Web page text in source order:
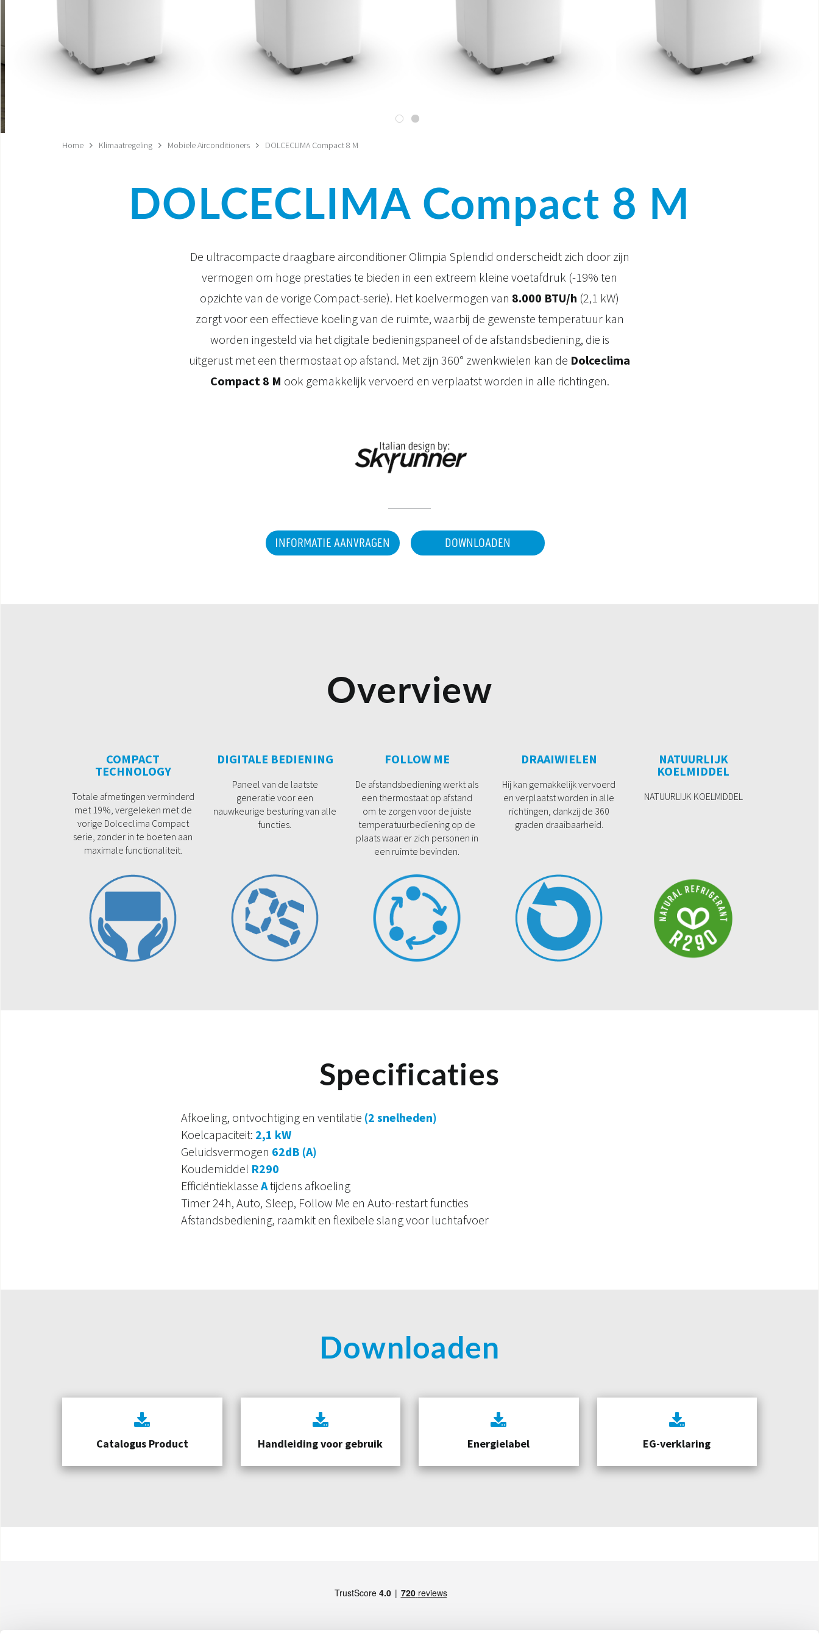
Home Klimaatregeling Mobiele Airconditioners DOLCECLIMA Compact 8 M
DOLCECLIMA Compact 8 M
De ultracompacte draagbare airconditioner Olimpia Splendid onderscheidt zich door zijn
vermogen om hoge prestaties te bieden in een extreem kleine voetafdruk (-19% ten
opzichte van de vorige Compact-serie). Het koelvermogen van 8.000 BTU/h (2,1 kW)
zorgt voor een effectieve koeling van de ruimte, waarbij de gewenste temperatuur kan
worden ingesteld via het digitale bedieningspaneel of de afstandsbediening, die is
uitgerust met een thermostaat op afstand. Met zijn 360° zwenkwielen kan de Dolceclima
Compact 8 M ook gemakkelijk vervoerd en verplaatst worden in alle richtingen.
INFORMATIE AANVRAGEN DOWNLOADEN
Overview
COMPACT
TECHNOLOGY
Totale afmetingen verminderd
met 19%, vergeleken met de
vorige Dolceclima Compact
serie, zonder in te boeten aan
maximale functionaliteit.
DIGITALE BEDIENING
Paneel van de laatste
generatie voor een
nauwkeurige besturing van alle
functies.
FOLLOW ME
De afstandsbediening werkt als
een thermostaat op afstand
om te zorgen voor de juiste
temperatuurbediening op de
plaats waar er zich personen in
een ruimte bevinden.
DRAAIWIELEN
Hij kan gemakkelijk vervoerd
en verplaatst worden in alle
richtingen, dankzij de 360
graden draaibaarheid.
NATUURLIJK
KOELMIDDEL
NATUURLIJK KOELMIDDEL
Specificaties
Afkoeling, ontvochtiging en ventilatie (2 snelheden)
Koelcapaciteit: 2,1 kW
Geluidsvermogen 62dB (A)
Koudemiddel R290
Efficiëntieklasse Atijdens afkoeling
Timer 24h, Auto, Sleep, Follow Me en Auto-restart functies
Afstandsbediening, raamkit en flexibele slang voor luchtafvoer
Downloaden
Catalogus Product Handleiding voor gebruik Energielabel EG-verklaring